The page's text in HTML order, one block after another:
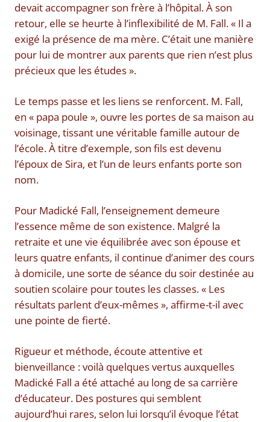
devait accompagner son frère à l’hôpital. À son
retour, elle se heurte à l’inflexibilité de M. Fall. « Il a
exigé la présence de ma mère. C’était une manière
pour lui de montrer aux parents que rien n’est plus
précieux que les études ».
Le temps passe et les liens se renforcent. M. Fall,
en « papa poule », ouvre les portes de sa maison au
voisinage, tissant une véritable famille autour de
l’école. À titre d’exemple, son fils est devenu
l’époux de Sira, et l’un de leurs enfants porte son
nom.
Pour Madické Fall, l’enseignement demeure
l’essence même de son existence. Malgré la
retraite et une vie équilibrée avec son épouse et
leurs quatre enfants, il continue d’animer des cours
à domicile, une sorte de séance du soir destinée au
soutien scolaire pour toutes les classes. « Les
résultats parlent d’eux-mêmes », affirme-t-il avec
une pointe de fierté.
Rigueur et méthode, écoute attentive et
bienveillance : voilà quelques vertus auxquelles
Madické Fall a été attaché au long de sa carrière
d’éducateur. Des postures qui semblent
aujourd’hui rares, selon lui lorsqu’il évoque l’état